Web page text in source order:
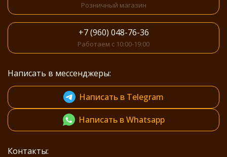
Розничный магазин
+7 (960) 048-76-36
Работаем с 10:00-19:00
Написать в мессенджеры:
Написать в Telegram
Написать в Whatsapp
Контакты: